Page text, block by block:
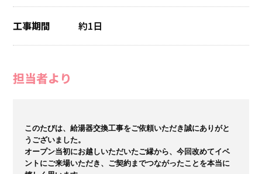
工事期間 約1日
担当者より
このたびは、給湯器交換工事をご依頼いただき誠にありがと
うございました。
オープン当初にお越しいただいたご縁から、今回改めてイベ
ントにご来場いただき、ご契約までつながったことを本当に